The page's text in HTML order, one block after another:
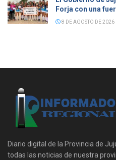
Forja con una
8 DE AGOSTO DE 2026
Diario digital de la Provincia de
todas las noticias de nuestra